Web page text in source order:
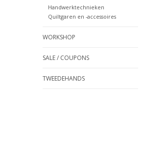
Handwerktechnieken
Quiltgaren en -accessoires
WORKSHOP
SALE / COUPONS
TWEEDEHANDS